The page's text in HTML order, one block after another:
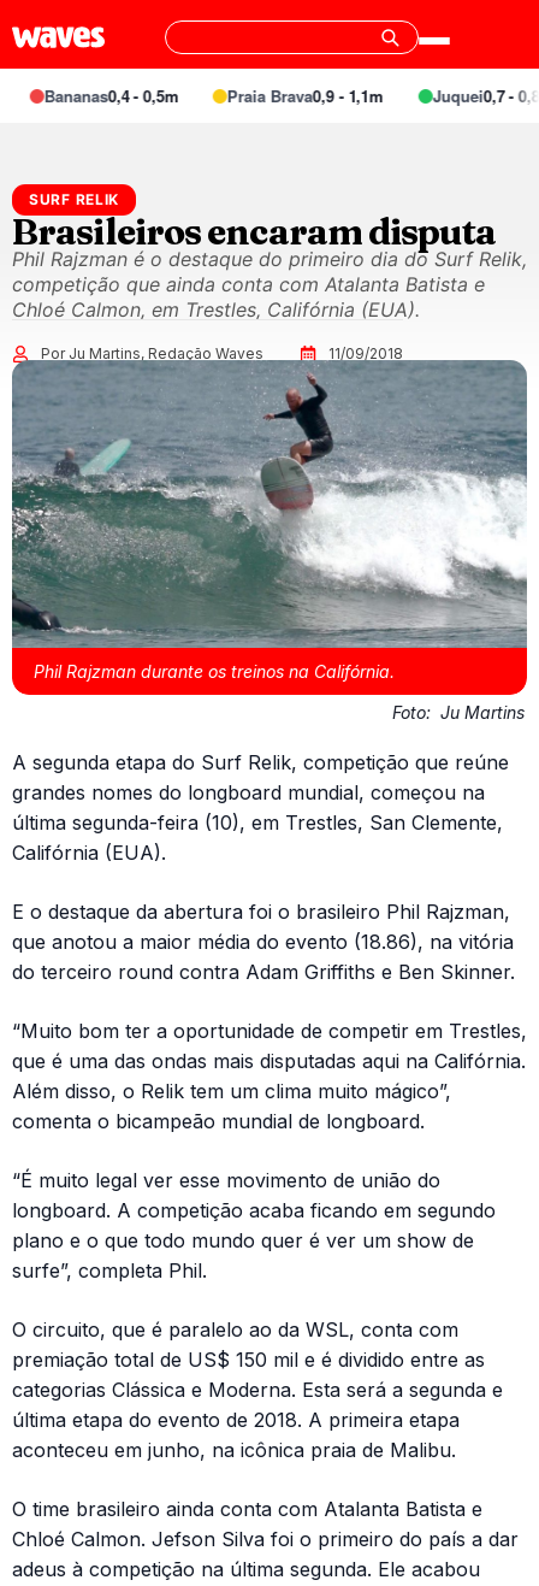
Bananas0,4 - 0,5m Praia Brava0,9 - 1,1m Juquei0,7 - 0,8m
SURF RELIK
Brasileiros encaram disputa
Phil Rajzman é o destaque do primeiro dia do Surf Relik,
competição que ainda conta com Atalanta Batista e
Chloé Calmon, em Trestles, Califórnia (EUA).
Por Ju Martins, Redação Waves 11/09/2018
Phil Rajzman durante os treinos na Califórnia.
Foto: Ju Martins
A segunda etapa do Surf Relik, competição que reúne
grandes nomes do longboard mundial, começou na
última segunda-feira (10), em Trestles, San Clemente,
Califórnia (EUA).
E o destaque da abertura foi o brasileiro Phil Rajzman,
que anotou a maior média do evento (18.86), na vitória
do terceiro round contra Adam Griffiths e Ben Skinner.
“Muito bom ter a oportunidade de competir em Trestles,
que é uma das ondas mais disputadas aqui na Califórnia.
Além disso, o Relik tem um clima muito mágico”,
comenta o bicampeão mundial de longboard.
“É muito legal ver esse movimento de união do
longboard. A competição acaba ficando em segundo
plano e o que todo mundo quer é ver um show de
surfe”, completa Phil.
O circuito, que é paralelo ao da WSL, conta com
premiação total de US$ 150 mil e é dividido entre as
categorias Clássica e Moderna. Esta será a segunda e
última etapa do evento de 2018. A primeira etapa
aconteceu em junho, na icônica praia de Malibu.
O time brasileiro ainda conta com Atalanta Batista e
Chloé Calmon. Jefson Silva foi o primeiro do país a dar
adeus à competição na última segunda. Ele acabou